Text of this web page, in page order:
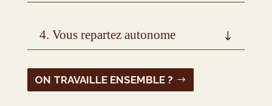
4. Vous repartez autonome
ON TRAVAILLE ENSEMBLE ?